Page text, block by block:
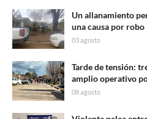
Un allanamiento
una causa por robo
03 agosto
Tarde de tensión:
amplio operativo
08 agosto